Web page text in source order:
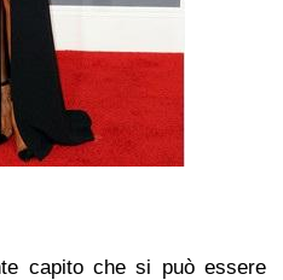
capito che si può essere